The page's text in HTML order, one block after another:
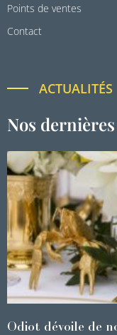
Points de ventes
Contact
ACTUALITÉS
Nos
Odiot dévoile de